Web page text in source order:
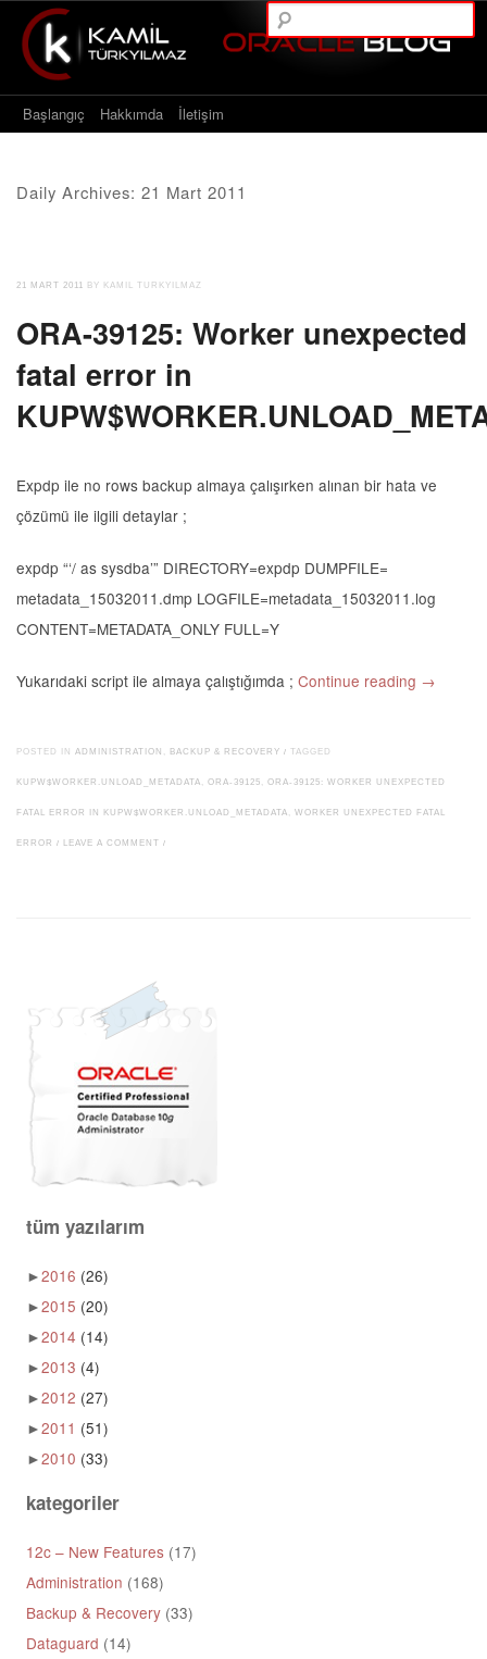
Main menu
Skip to content
Başlangıç Hakkımda İletişim
Daily Archives: 21 Mart 2011
21 MART 2011 BY KAMIL TURKYILMAZ
ORA-39125: Worker unexpected
fatal error in
Expdp ile no rows backup almaya çalışırken alınan bir hata ve
çözümü ile ilgili detaylar ;
expdp “‘/ as sysdba’” DIRECTORY=expdp DUMPFILE=
metadata_15032011.dmp LOGFILE=metadata_15032011.log
CONTENT=METADATA_ONLY FULL=Y
Yukarıdaki script ile almaya çalıştığımda ; Continue reading →
POSTED IN ADMINISTRATION BACKUP & RECOVERY / TAGGED
KUPW$WORKER.UNLOAD_METADATA ORA-39125 ORA-39125: WORKER UNEXPECTED
FATAL ERROR IN KUPW$WORKER.UNLOAD_METADATA WORKER UNEXPECTED FATAL
ERROR / LEAVE A COMMENT /
tüm yazılarım
►2016 (26)
►2015 (20)
►2014 (14)
►2013 (4)
►2012 (27)
►2011 (51)
►2010 (33)
kategoriler
12c – New Features(17)
Administration (168)
Backup & Recovery(33)
Dataguard (14)